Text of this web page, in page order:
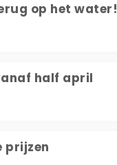
op het water!
half april
prijzen